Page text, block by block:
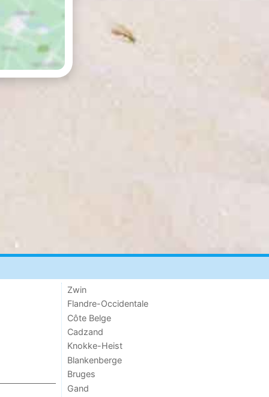
Zwin
Flandre-Occidentale
Côte Belge
Cadzand
Knokke-Heist
Blankenberge
Bruges
Gand